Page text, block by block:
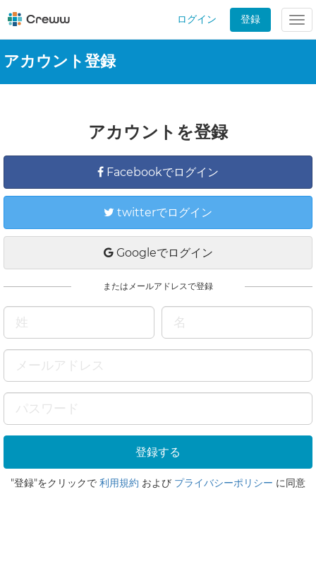
ログイン 登録
アカウント登録
アカウントを登録
Facebookでログイン
twitterでログイン
Googleでログイン
またはメールアドレスで登録
"登録"をクリックで 利用規約 および プライバシーポリシー に同意